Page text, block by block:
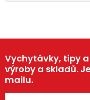
Vychytávky, tipy
výroby a skladů.
mailu.